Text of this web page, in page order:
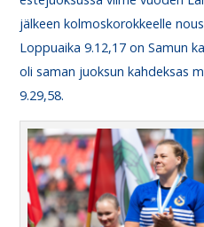
jälkeen kolmoskorokkeelle
Loppuaika 9.12,17 on Samun
oli saman juoksun kahdeksas
9.29,58.